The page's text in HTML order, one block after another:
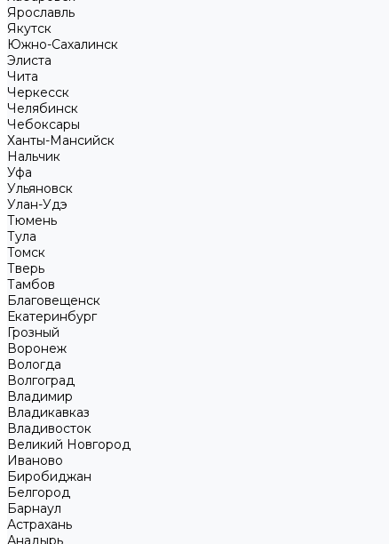
Ярославль
Якутск
Южно-Сахалинск
Элиста
Чита
Черкесск
Челябинск
Чебоксары
Ханты-Мансийск
Нальчик
Уфа
Ульяновск
Улан-Удэ
Тюмень
Тула
Томск
Тверь
Тамбов
Благовещенск
Екатеринбург
Грозный
Воронеж
Вологда
Волгоград
Владимир
Владикавказ
Владивосток
Великий Новгород
Иваново
Биробиджан
Белгород
Барнаул
Астрахань
Анадырь